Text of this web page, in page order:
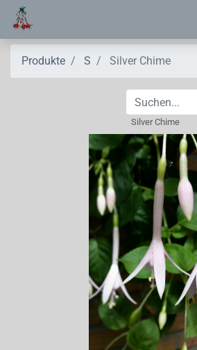
Produkte S Silver Chime
Silver Chime